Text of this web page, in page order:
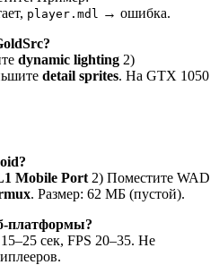
player.mdl → ошибка.
dynamic lighting 2)
detail sprites. На GTX 1050
Mobile Port 2) Поместите WAD
. Размер: 62 МБ (пустой).
платформы?
сек, FPS 20–35. Не